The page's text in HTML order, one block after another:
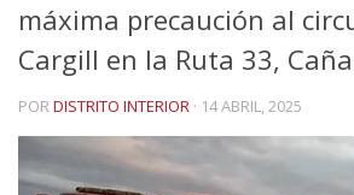
máxima precaución al
Cargill en la Ruta 33,
PORDISTRITO INTERIOR · 14 ABRIL, 2025